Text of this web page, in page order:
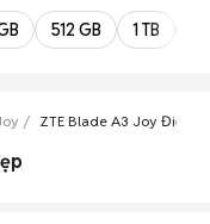
512 GB 1 TB
ZTE Blade A3 Joy Điện